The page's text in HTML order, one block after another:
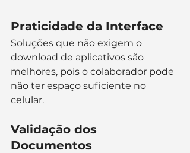
Praticidade da Interface
Soluções que não exigem o
download de aplicativos são
melhores, pois o colaborador pode
não ter espaço suficiente no
celular.
Validação dos
Documentos